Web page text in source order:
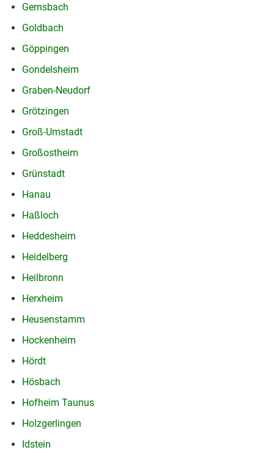
Gernsbach
Goldbach
Göppingen
Gondelsheim
Graben-Neudorf
Grötzingen
Groß-Umstadt
Großostheim
Grünstadt
Hanau
Haßloch
Heddesheim
Heidelberg
Heilbronn
Herxheim
Heusenstamm
Hockenheim
Hördt
Hösbach
Hofheim Taunus
Holzgerlingen
Idstein